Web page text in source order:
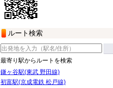
ルート検索
最寄り駅からルートを検索
鎌ヶ谷駅(東武 野田線)
初富駅(京成電鉄 松戸線)